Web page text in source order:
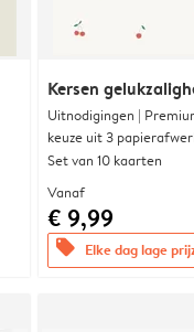
Kersen
Uitnodigingen |
keuze uit 3
Set van 10 kaarten
Vanaf
€ 9,99
offers Elke dag lage